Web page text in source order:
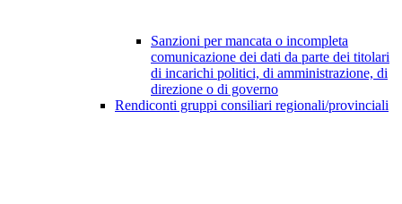
Sanzioni per mancata o incompleta
comunicazione dei dati da parte dei titolari
di incarichi politici, di amministrazione, di
direzione o di governo
Rendiconti gruppi consiliari regionali/provinciali